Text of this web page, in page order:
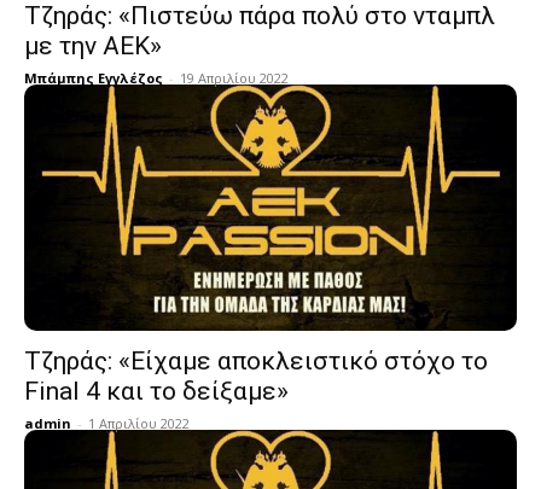
Τζηράς: «Πιστεύω πάρα πολύ στο νταμπλ
με την ΑΕΚ»
Μπάμπης Εγγλέζος - 19 Απριλίου 2022
Τζηράς: «Είχαμε αποκλειστικό στόχο το
Final 4 και το δείξαμε»
admin - 1 Απριλίου 2022